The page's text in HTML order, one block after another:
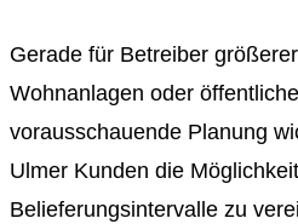
Gerade für Betreiber
Wohnanlagen oder
vorausschauende Planung
Ulmer Kunden die
Belieferungsintervalle zu